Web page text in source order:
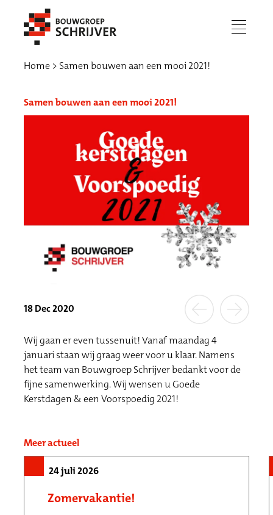
menu
Werken bij
Home Samen bouwen aan een mooi 2021!
Samen bouwen aan een mooi 2021!
18 Dec 2020
Wij gaan er even tussenuit! Vanaf maandag 4
januari staan wij graag weer voor u klaar. Namens
het team van Bouwgroep Schrijver bedankt voor de
fijne samenwerking. Wij wensen u Goede
Kerstdagen & een Voorspoedig 2021!
Meer actueel
24 juli 2026
Zomervakantie!